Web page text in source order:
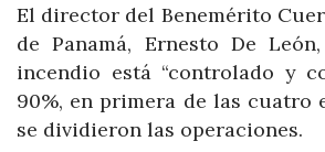
El director del Benemérito
de Panamá, Ernesto De
incendio está “controlado y
90%, en primera de las cuatro
se dividieron las operaciones.